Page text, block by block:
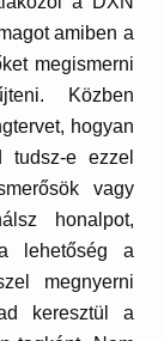
amiben a
megismerni
Közben
hogyan
tudsz-e ezzel
vagy
honalpot,
lehetőség a
megnyerni
keresztül a